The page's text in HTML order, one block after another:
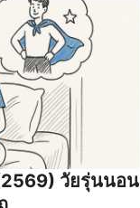
วัยรุ่นนอน